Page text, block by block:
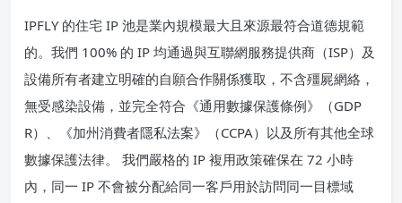
IPFLY 的住宅 IP 池是業內規模最大且來源最符合道德規範
的。我們 100% 的 IP 均通過與互聯網服務提供商（ISP）及
設備所有者建立明確的自願合作關係獲取，不含殭屍網絡，
無受感染設備，並完全符合《通用數據保護條例》（GDP
R）、《加州消費者隱私法案》（CCPA）以及所有其他全球
數據保護法律。 我們嚴格的 IP 複用政策確保在 72 小時
內，同一 IP 不會被分配給同一客戶用於訪問同一目標域